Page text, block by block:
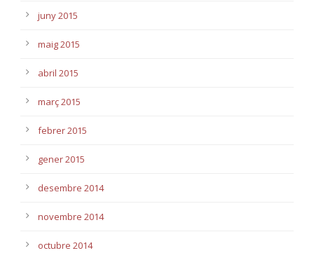
juny 2015
maig 2015
abril 2015
març 2015
febrer 2015
gener 2015
desembre 2014
novembre 2014
octubre 2014